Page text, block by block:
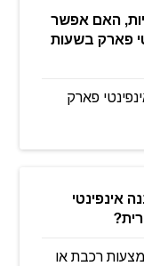
האם אפשר
פארק בשעות
פארק
אינפינטי
רכבת או